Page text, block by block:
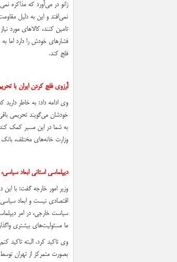
زانو در می‌آورد که مذاکره
نمی‌افتد و این به دلیل
تامین کنند، کالاهای مورد
فشارهای خودش را دارد اما
فلج کند.
آرزوی فلج کردن ایران با
وی ادامه داد: به خاطر
خودشان می‌گویند تحریمی
به شما در این مسیر کمک
وزارت خانه‌های مختلف،
دیپلماسی استانی ابعاد
وزیر امور خارجه گفت: با
اقتصادی نیست و ابعاد
سیاست خارجی، در امر
ما مسئولیت‌های بیشتری
وی تاکید کرد. البته تاکید
بصورت متمرکز از تهران